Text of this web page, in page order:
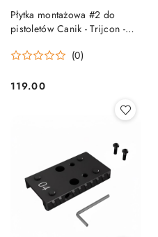
Płytka montażowa #2 do
pistoletów Canik - Trijcon -
(0)
Cena:
119.00